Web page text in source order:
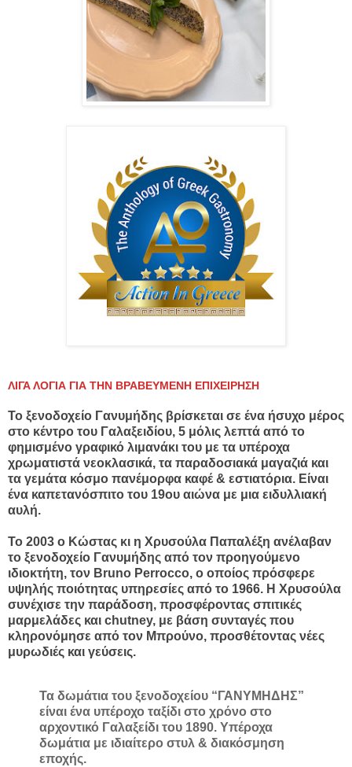
ΛΙΓΑ ΛΟΓΙΑ ΓΙΑ ΤΗΝ ΒΡΑΒΕΥΜΕΝΗ ΕΠΙΧΕΙΡΗΣΗ
Το ξενοδοχείο Γανυμήδης βρίσκεται σε ένα ήσυχο μέρος
στο κέντρο του Γαλαξειδίου, 5 μόλις λεπτά από το
φημισμένο γραφικό λιμανάκι του με τα υπέροχα
χρωματιστά νεοκλασικά, τα παραδοσιακά μαγαζιά και
τα γεμάτα κόσμο πανέμορφα καφέ & εστιατόρια. Είναι
ένα καπετανόσπιτο του 19ου αιώνα με μια ειδυλλιακή
αυλή.
Το 2003 ο Κώστας κι η Χρυσούλα Παπαλέξη ανέλαβαν
το ξενοδοχείο Γανυμήδης από τον προηγούμενο
ιδιοκτήτη, τον Bruno Perrocco, ο οποίος πρόσφερε
υψηλής ποιότητας υπηρεσίες από το 1966. Η Χρυσούλα
συνέχισε την παράδοση, προσφέροντας σπιτικές
μαρμελάδες και chutney, με βάση συνταγές που
κληρονόμησε από τον Μπρούνο, προσθέτοντας νέες
μυρωδιές και γεύσεις.
Τα δωμάτια του ξενοδοχείου “ΓΑΝΥΜΗΔΗΣ”
είναι ένα υπέροχο ταξίδι στο χρόνο στο
αρχοντικό Γαλαξείδι του 1890. Υπέροχα
δωμάτια με ιδιαίτερο στυλ & διακόσμηση
εποχής.